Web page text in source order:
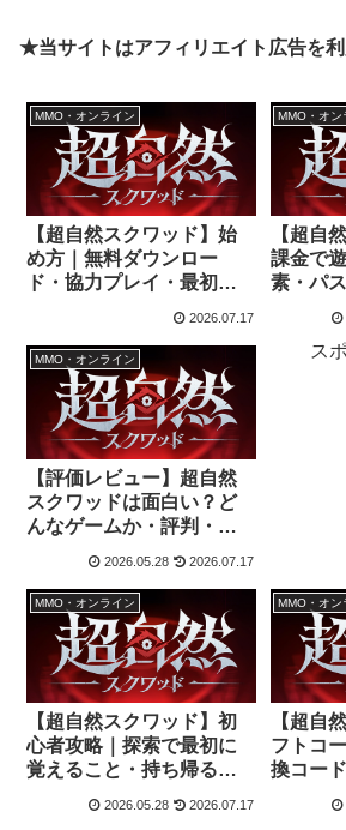
★当サイトはアフィリエイト広告を利
MMO・オンライン
【超自然スクワッド】始
め方｜無料ダウンロー
ド・協力プレイ・最初に
2026.07.17
MMO・オン
【超自
課金で
素・パ
MMO・オンライン
【評価レビュー】超自然
スクワッドは面白い？ど
んなゲームか・評判・始
める前に知りたいこと
2026.05.28 2026.07.17
ス
MMO・オンライン
【超自然スクワッド】初
心者攻略｜探索で最初に
覚えること・持ち帰るべ
2026.05.28 2026.07.17
MMO・オン
【超自
フトコ
換コー